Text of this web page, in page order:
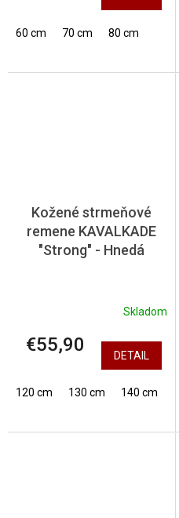
60 cm 70 cm 80 cm
Kožené strmeňové
remene KAVALKADE
"Strong" - Hnedá
Skladom
€55,90 DETAIL
120 cm 130 cm 140 cm